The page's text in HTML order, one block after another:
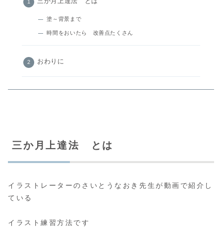
塗～背景まで
時間をおいたら 改善点たくさん
おわりに
三か月上達法 とは
イラストレーターのさいとうなおき先生が動画で紹介し
ている
イラスト練習方法です